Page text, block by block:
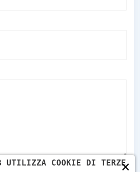
×
UTILIZZA COOKIE DI TERZE